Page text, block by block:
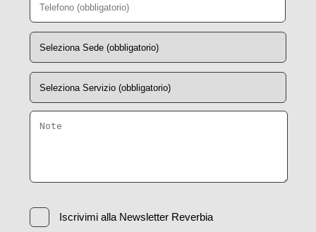
Iscrivimi alla Newsletter Reverbia